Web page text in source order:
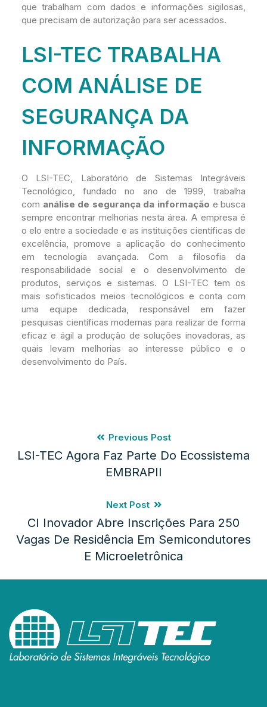
que trabalham com dados e informações sigilosas,
que precisam de autorização para ser acessados.
LSI-TEC TRABALHA
COM ANÁLISE DE
SEGURANÇA DA
INFORMAÇÃO
O LSI-TEC, Laboratório de Sistemas Integráveis
Tecnológico, fundado no ano de 1999, trabalha
com análise de segurança da informação e busca
sempre encontrar melhorias nesta área. A empresa é
o elo entre a sociedade e as instituições científicas de
excelência, promove a aplicação do conhecimento
em tecnologia avançada. Com a filosofia da
responsabilidade social e o desenvolvimento de
produtos, serviços e sistemas. O LSI-TEC tem os
mais sofisticados meios tecnológicos e conta com
uma equipe dedicada, responsável em fazer
pesquisas científicas modernas para realizar de forma
eficaz e ágil a produção de soluções inovadoras, as
quais levam melhorias ao interesse público e o
desenvolvimento do País.
Previous Post
LSI-TEC Agora Faz Parte Do Ecossistema
EMBRAPII
Next Post
CI Inovador Abre Inscrições Para 250
Vagas De Residência Em Semicondutores
E Microeletrônica